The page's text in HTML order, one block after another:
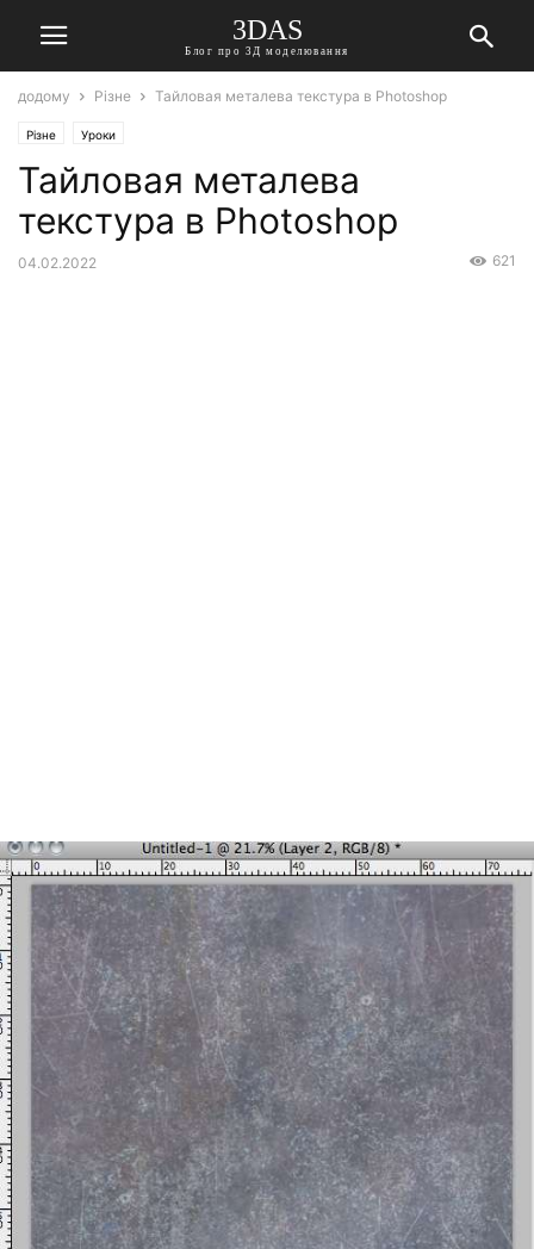
3DAS
Блог про 3Д моделювання
додому Різне Тайловая металева текстура в Photoshop
Різне Уроки
Тайловая металева
текстура в Photoshop
04.02.2022 621